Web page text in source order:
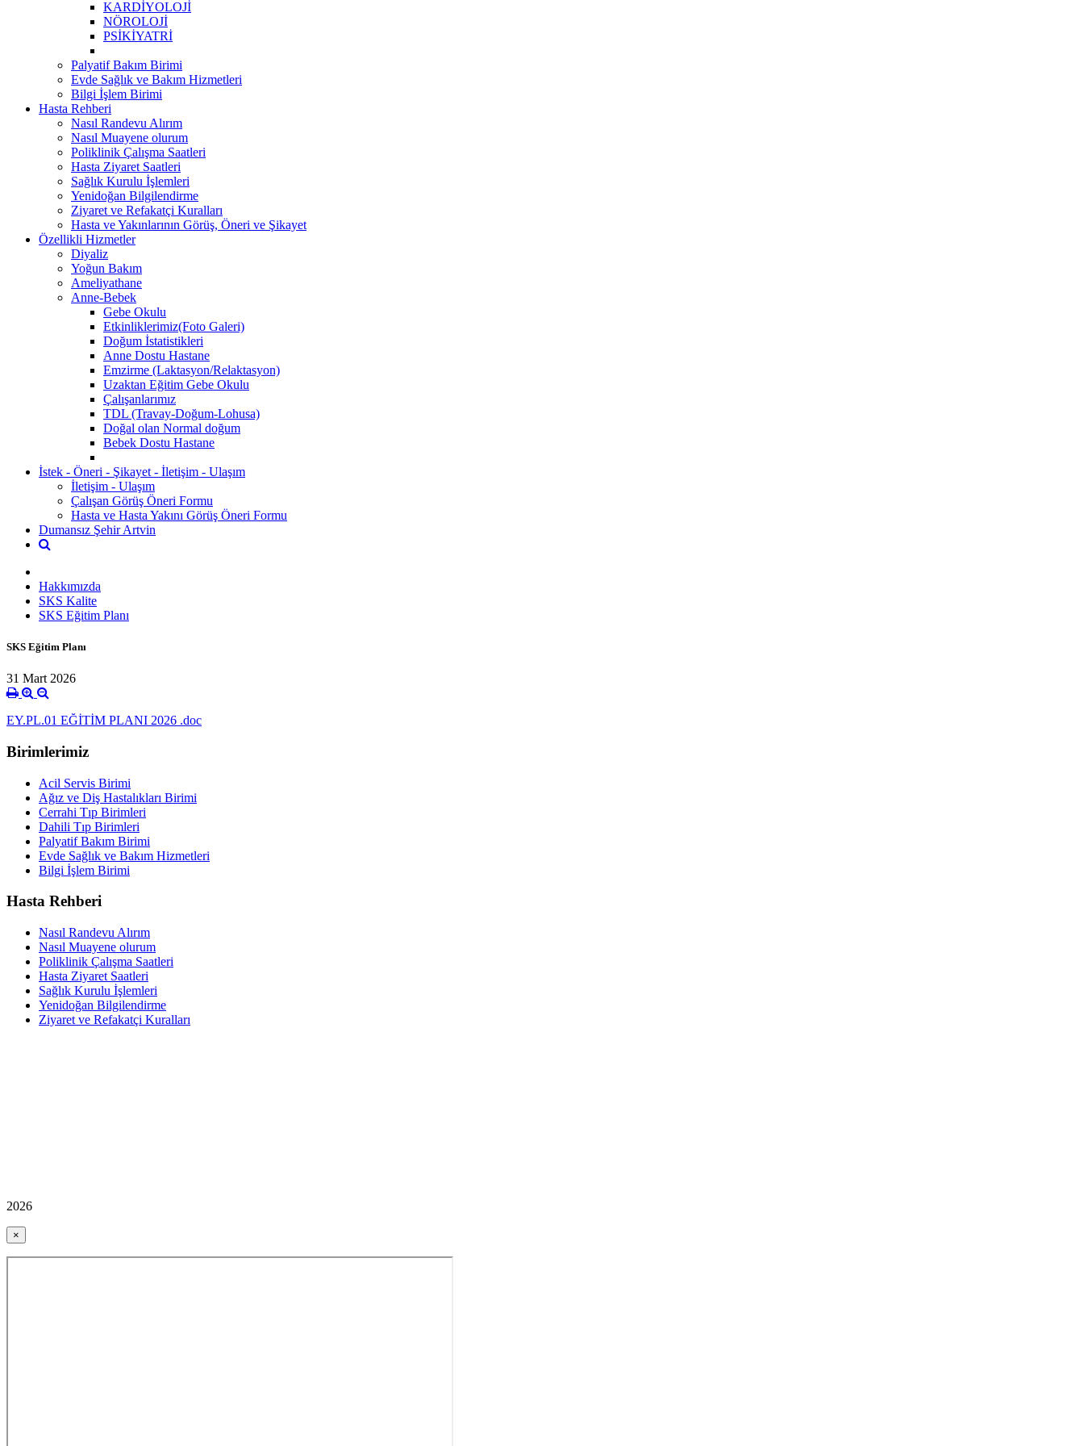
KARDİYOLOJİ
NÖROLOJİ
PSİKİYATRİ
Palyatif Bakım Birimi
Evde Sağlık ve Bakım Hizmetleri
Bilgi İşlem Birimi
Hasta Rehberi
Nasıl Randevu Alırım
Nasıl Muayene olurum
Poliklinik Çalışma Saatleri
Hasta Ziyaret Saatleri
Sağlık Kurulu İşlemleri
Yenidoğan Bilgilendirme
Ziyaret ve Refakatçi Kuralları
Hasta ve Yakınlarının Görüş, Öneri ve Şikayet
Özellikli Hizmetler
Diyaliz
Yoğun Bakım
Ameliyathane
Anne-Bebek
Gebe Okulu
Etkinliklerimiz(Foto Galeri)
Doğum İstatistikleri
Anne Dostu Hastane
Emzirme (Laktasyon/Relaktasyon)
Uzaktan Eğitim Gebe Okulu
Çalışanlarımız
TDL (Travay-Doğum-Lohusa)
Doğal olan Normal doğum
Bebek Dostu Hastane
İstek - Öneri - Şikayet - İletişim - Ulaşım
İletişim - Ulaşım
Çalışan Görüş Öneri Formu
Hasta ve Hasta Yakını Görüş Öneri Formu
Dumansız Şehir Artvin
Hakkımızda
SKS Kalite
SKS Eğitim Planı
SKS Eğitim Planı
31 Mart 2026
EY.PL.01 EĞİTİM PLANI 2026 .doc
Birimlerimiz
Acil Servis Birimi
Ağız ve Diş Hastalıkları Birimi
Cerrahi Tıp Birimleri
Dahili Tıp Birimleri
Palyatif Bakım Birimi
Evde Sağlık ve Bakım Hizmetleri
Bilgi İşlem Birimi
Hasta Rehberi
Nasıl Randevu Alırım
Nasıl Muayene olurum
Poliklinik Çalışma Saatleri
Hasta Ziyaret Saatleri
Sağlık Kurulu İşlemleri
Yenidoğan Bilgilendirme
Ziyaret ve Refakatçi Kuralları
2026
×